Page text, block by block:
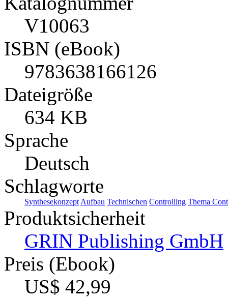
V10063
ISBN (eBook)
9783638166126
Dateigröße
634 KB
Sprache
Deutsch
Schlagworte
Synthesekonzept Aufbau Technischen Controlling Thema
Produktsicherheit
GRIN Publishing GmbH
Preis (Ebook)
US$ 42,99